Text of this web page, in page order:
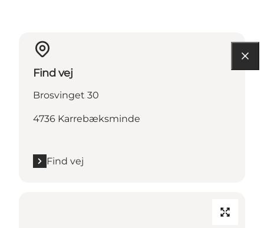
Find vej
Brosvinget 30
4736 Karrebæksminde
Find vej